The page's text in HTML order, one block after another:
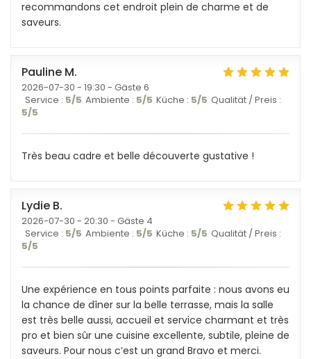
recommandons cet endroit plein de charme et de
saveurs.
Pauline M
2026-07-30 - 19:30 - Gäste 6
Service : 5/5 Ambiente : 5/5 Küche : 5/5 Qualität / Preis :
5/5
Très beau cadre et belle découverte gustative !
Lydie B
2026-07-30 - 20:30 - Gäste 4
Service : 5/5 Ambiente : 5/5 Küche : 5/5 Qualität / Preis :
5/5
Une expérience en tous points parfaite : nous avons eu
la chance de dîner sur la belle terrasse, mais la salle
est très belle aussi, accueil et service charmant et très
pro et bien sûr une cuisine excellente, subtile, pleine de
saveurs. Pour nous c’est un grand Bravo et merci.